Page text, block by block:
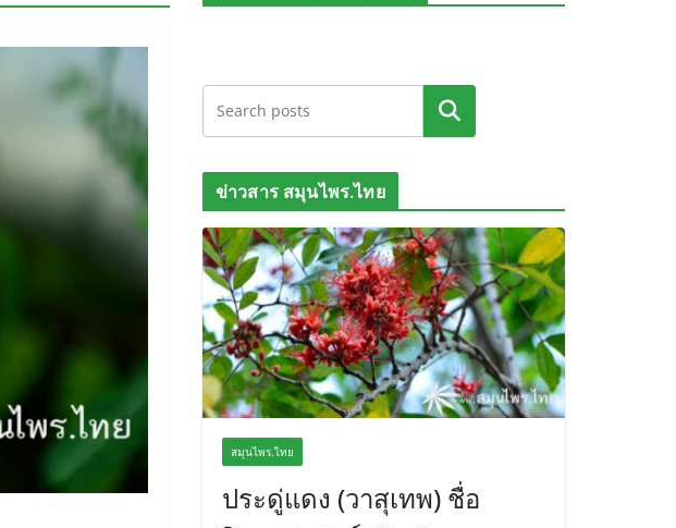
ค้นหา
ข่าวสาร สมุนไพร.ไทย
สมุนไพร.ไทย
ประดู่แดง (วาสุเทพ) ชื่อ